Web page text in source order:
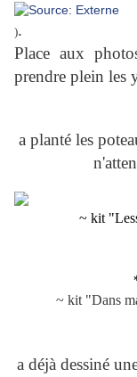
).
Place aux
prendre plein les
a planté les
~ kit
~ kit "Dans
a déjà dessiné